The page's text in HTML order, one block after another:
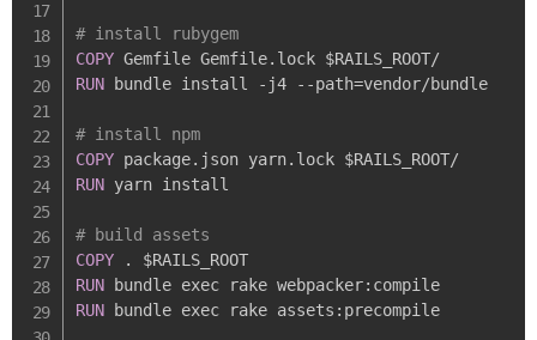
# install rubygem
COPY
RUN bundle install - j4 - -path=vendor/bundle
# install npm
COPY
RUN yarn install
# build assets
COPY
RUN bundle exec rake webpacker:
RUN bundle exec rake assets : precompile